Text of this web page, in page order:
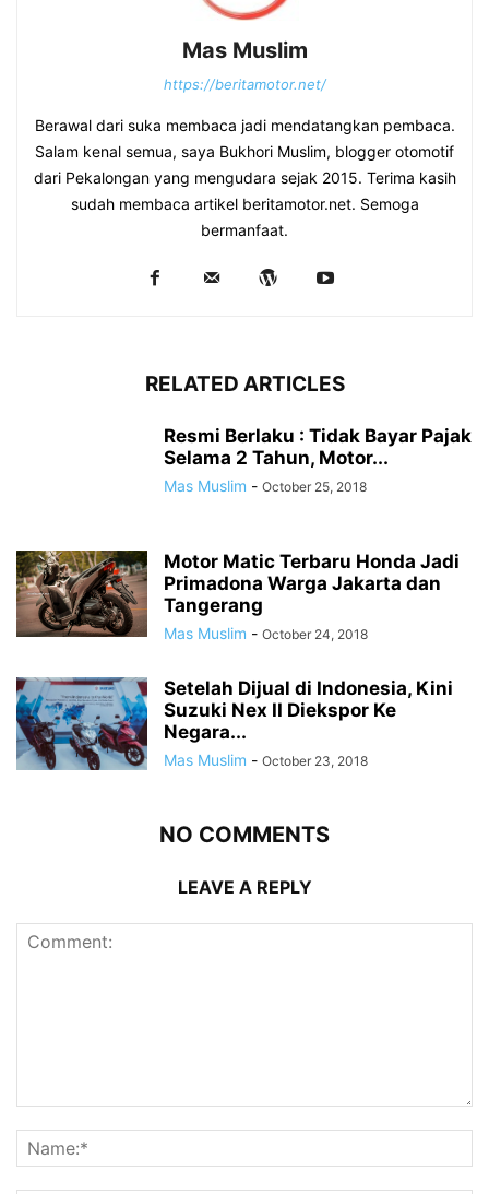
Mas Muslim
https://beritamotor.net/
Berawal dari suka membaca jadi mendatangkan pembaca.
Salam kenal semua, saya Bukhori Muslim, blogger otomotif
dari Pekalongan yang mengudara sejak 2015. Terima kasih
sudah membaca artikel beritamotor.net. Semoga
bermanfaat.
RELATED ARTICLES
Resmi Berlaku : Tidak Bayar Pajak
Selama 2 Tahun, Motor...
Mas Muslim - October 25, 2018
Motor Matic Terbaru Honda Jadi
Primadona Warga Jakarta dan
Tangerang
Mas Muslim - October 24, 2018
Setelah Dijual di Indonesia, Kini
Suzuki Nex II Diekspor Ke
Negara...
Mas Muslim - October 23, 2018
NO COMMENTS
LEAVE A REPLY